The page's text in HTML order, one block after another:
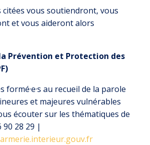
citées vous soutiendront, vous
et vous aideront alors
Prévention et Protection des
formé·e·s au recueil de la parole
et majeures vulnérables
écouter sur les thématiques de
90 28 29 |